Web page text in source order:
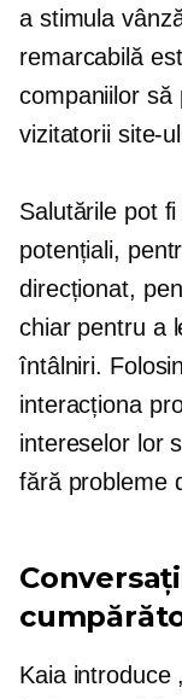
a stimula
remarcabilă
companiilor să
vizitatorii site-
Salutările pot
potențiali,
direcționat,
chiar pentru a
întâlniri.
interacționa
intereselor lor
fără probleme
Kaia introduce